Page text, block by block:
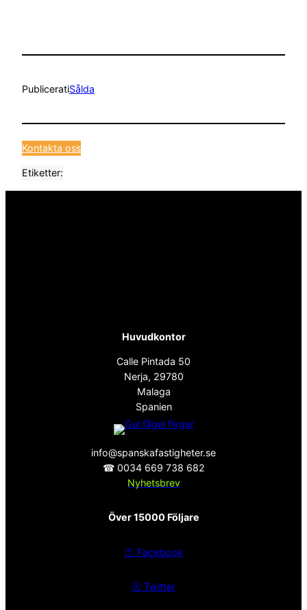
PubliceratiSålda
Kontakta oss
Etiketter:
Huvudkontor
Calle Pintada 50
Nerja, 29780
Malaga
Spanien
info@spanskafastigheter.se
☎ 0034 669 738 682
Nyhetsbrev
Över 15000 Följare
ⓕ Facebook
ⓧ Twitter